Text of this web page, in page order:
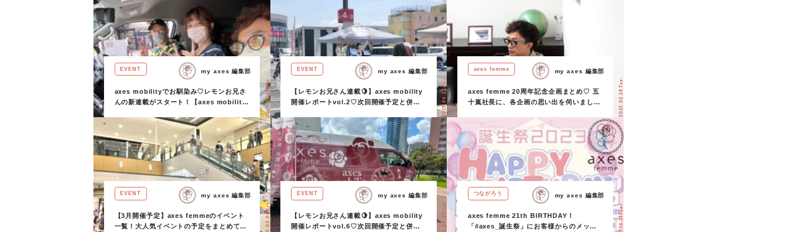
EVENT
axes mobilityでお馴染み♡レモンお兄さ
んの新連載がスタート！【axes mobility
2023.05.25 Thu.
my axes 編集部 EVENT
【レモンお兄さん連載🍋】axes mobility
開催レポートvol.2♡次回開催予定と併せ
2023.06.23 Fri.
my axes 編集部 axes femme
axes femme 20周年記念企画まとめ♡ 五
十嵐社長に、各企画の思い出を伺いまし
2023.02.28 Tue.
my axes 編集部
EVENT
【3月開催予定】axes femmeのイベント
一覧！大人気イベントの予定をまとめてご
2023.03.03 Fri.
my axes 編集部 EVENT
【レモンお兄さん連載🍋】axes mobility
開催レポートvol.6♡次回開催予定と併せ
2023.09.30 Sat.
my axes 編集部 つながろう
axes femme 21th BIRTHDAY！
「#axes_誕生祭」にお客様からのメッセ
2023.10.31 Tue.
my axes 編集部